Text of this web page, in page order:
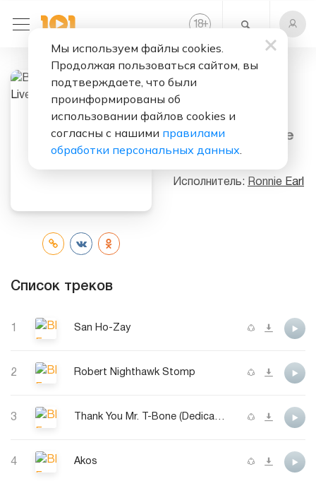
18+
Слушать бесплатно
Blues And
Forgiveness Live
In Europe
Исполнитель: Ronnie Earl
Список треков
1 San Ho-Zay
2 Robert Nighthawk Stomp
3 Thank You Mr. T-Bone (Dedicated To Duke Robillard)
4 Akos
Мы используем файлы cookies.
Продолжая пользоваться сайтом, вы
подтверждаете, что были
проинформированы об
использовании файлов cookies и
согласны с нашими правилами
обработки персональных данных.